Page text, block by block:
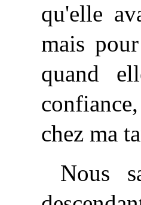
qu'elle
mais
quand
chez ma
Nous